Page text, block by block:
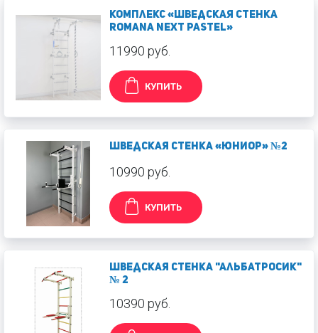
Комплекс «Шведская стенка
ROMANA Next Pastel»
11990 руб.
КУПИТЬ
Шведская стенка «Юниор» №2
10990 руб.
КУПИТЬ
Шведская стенка "Альбатросик"
№ 2
10390 руб.